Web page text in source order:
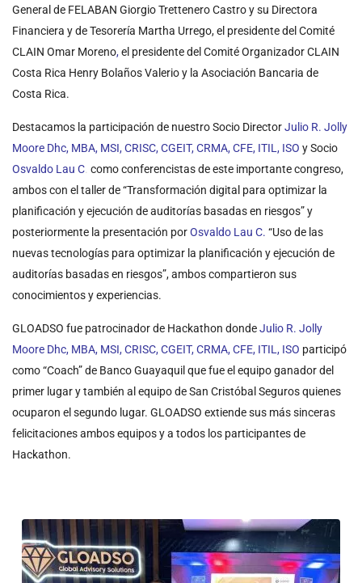
General de FELABAN Giorgio Trettenero Castro y su Directora
Financiera y de Tesorería Martha Urrego, el presidente del Comité
CLAIN Omar Moreno, el presidente del Comité Organizador CLAIN
Costa Rica Henry Bolaños Valerio y la Asociación Bancaria de
Costa Rica.
Destacamos la participación de nuestro Socio DirectorJulio R. Jolly
Moore Dhc, MBA, MSI, CRISC, CGEIT, CRMA, CFE, ITIL, ISO y Socio
Osvaldo Lau C como conferencistas de este importante congreso,
ambos con el taller de “Transformación digital para optimizar la
planificación y ejecución de auditorías basadas en riesgos” y
posteriormente la presentación porOsvaldo Lau C. “Uso de las
nuevas tecnologías para optimizar la planificación y ejecución de
auditorías basadas en riesgos”, ambos compartieron sus
conocimientos y experiencias.
GLOADSO fue patrocinador de Hackathon dondeJulio R. Jolly
Moore Dhc, MBA, MSI, CRISC, CGEIT, CRMA, CFE, ITIL, ISO participó
como “Coach” de Banco Guayaquil que fue el equipo ganador del
primer lugar y también al equipo de San Cristóbal Seguros quienes
ocuparon el segundo lugar. GLOADSO extiende sus más sinceras
felicitaciones ambos equipos y a todos los participantes de
Hackathon.